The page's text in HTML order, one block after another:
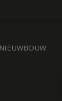
NIEUWBOUW